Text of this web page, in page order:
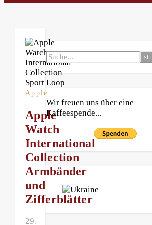
Apple
Apple
Watch
International
Collection
Armbänder
und
Zifferblätter
29.
Wir freuen uns über eine
Kaffeespende...